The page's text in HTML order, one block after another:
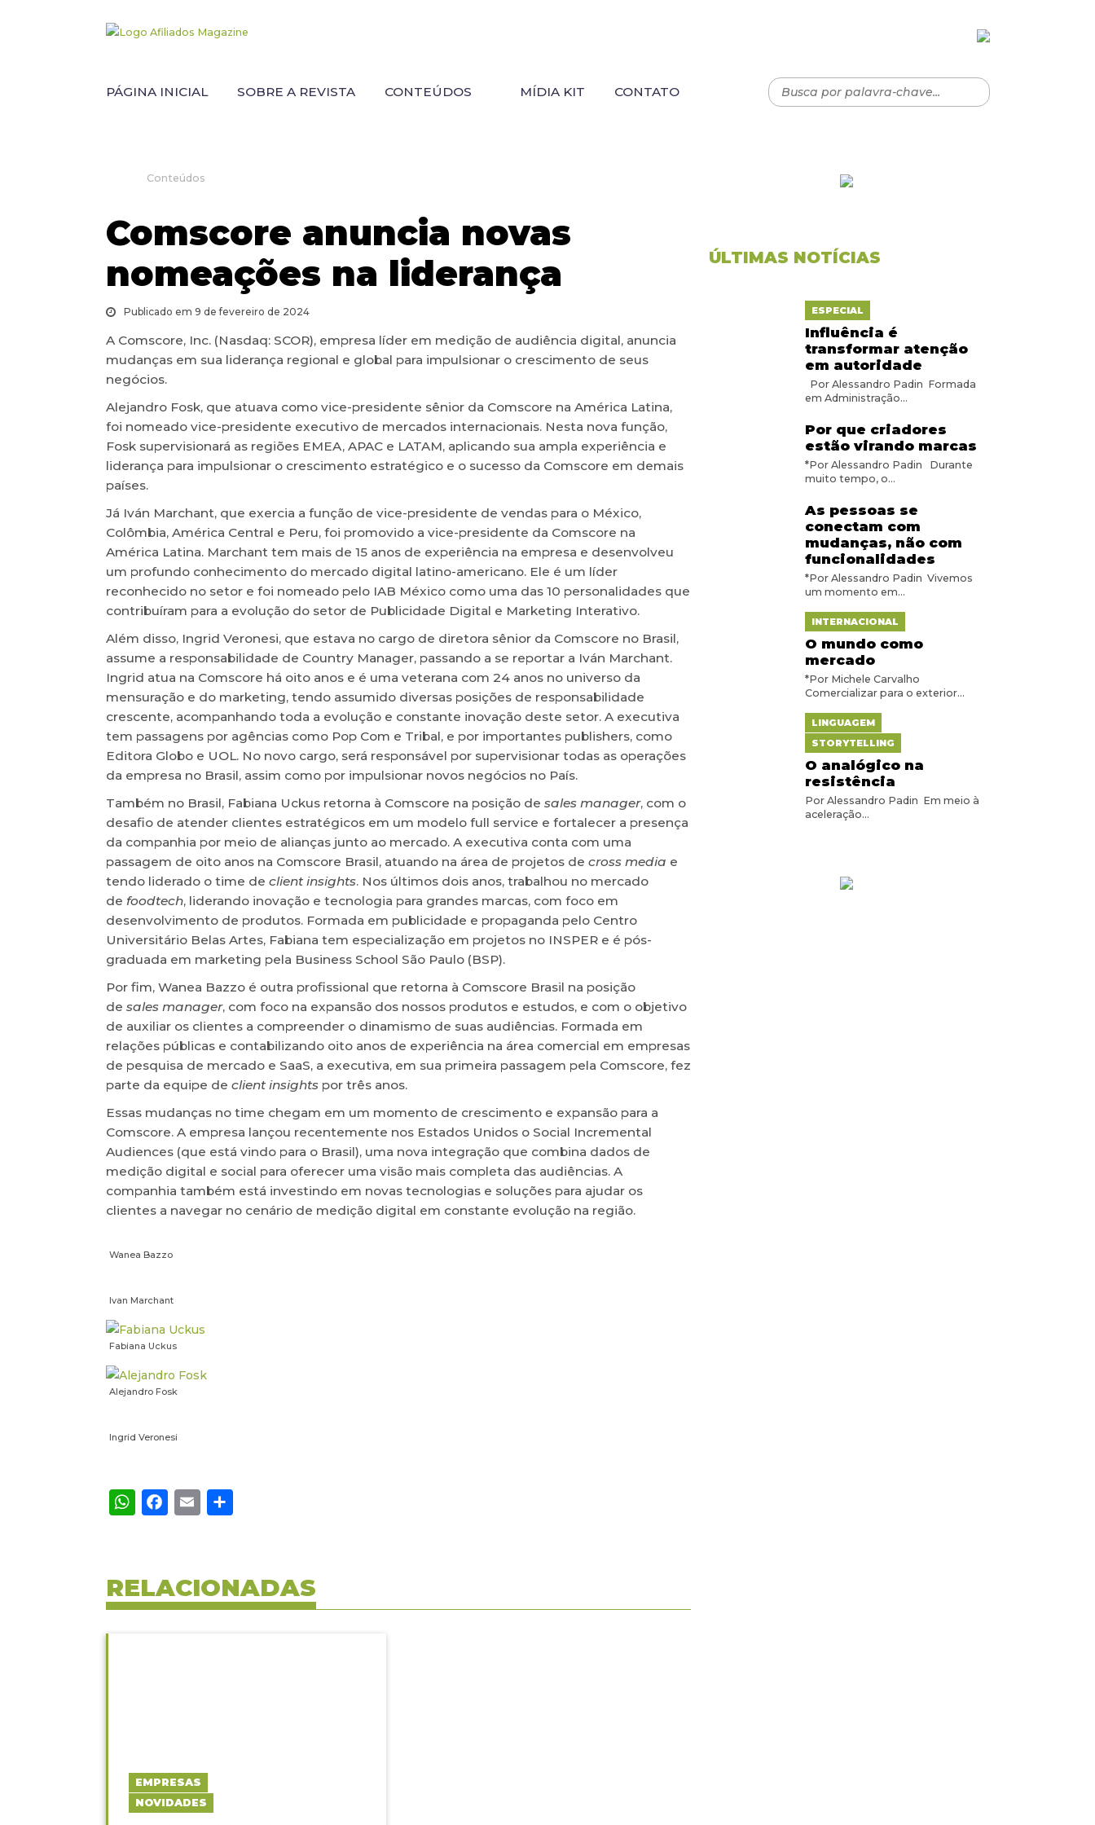
PÁGINA INICIAL SOBRE A REVISTA CONTEÚDOS MÍDIA KIT CONTATO
Conteúdos
Comscore anuncia novas
nomeações na liderança
Publicado em 9 de fevereiro de 2024
A Comscore, Inc. (Nasdaq: SCOR), empresa líder em medição de audiência digital, anuncia
mudanças em sua liderança regional e global para impulsionar o crescimento de seus
negócios.
Alejandro Fosk, que atuava como vice-presidente sênior da Comscore na América Latina,
foi nomeado vice-presidente executivo de mercados internacionais. Nesta nova função,
Fosk supervisionará as regiões EMEA, APAC e LATAM, aplicando sua ampla experiência e
liderança para impulsionar o crescimento estratégico e o sucesso da Comscore em demais
países.
Já Iván Marchant, que exercia a função de vice-presidente de vendas para o México,
Colômbia, América Central e Peru, foi promovido a vice-presidente da Comscore na
América Latina. Marchant tem mais de 15 anos de experiência na empresa e desenvolveu
um profundo conhecimento do mercado digital latino-americano. Ele é um líder
reconhecido no setor e foi nomeado pelo IAB México como uma das 10 personalidades que
contribuíram para a evolução do setor de Publicidade Digital e Marketing Interativo.
Além disso, Ingrid Veronesi, que estava no cargo de diretora sênior da Comscore no Brasil,
assume a responsabilidade de Country Manager, passando a se reportar a Iván Marchant.
Ingrid atua na Comscore há oito anos e é uma veterana com 24 anos no universo da
mensuração e do marketing, tendo assumido diversas posições de responsabilidade
crescente, acompanhando toda a evolução e constante inovação deste setor. A executiva
tem passagens por agências como Pop Com e Tribal, e por importantes publishers, como
Editora Globo e UOL. No novo cargo, será responsável por supervisionar todas as operações
da empresa no Brasil, assim como por impulsionar novos negócios no País.
Também no Brasil, Fabiana Uckus retorna à Comscore na posição de sales manager, com o
desafio de atender clientes estratégicos em um modelo full service e fortalecer a presença
da companhia por meio de alianças junto ao mercado. A executiva conta com uma
passagem de oito anos na Comscore Brasil, atuando na área de projetos de cross media e
tendo liderado o time de client insights. Nos últimos dois anos, trabalhou no mercado
de foodtech, liderando inovação e tecnologia para grandes marcas, com foco em
desenvolvimento de produtos. Formada em publicidade e propaganda pelo Centro
Universitário Belas Artes, Fabiana tem especialização em projetos no INSPER e é pós-
graduada em marketing pela Business School São Paulo (BSP).
Por fim, Wanea Bazzo é outra profissional que retorna à Comscore Brasil na posição
de sales manager, com foco na expansão dos nossos produtos e estudos, e com o objetivo
de auxiliar os clientes a compreender o dinamismo de suas audiências. Formada em
relações públicas e contabilizando oito anos de experiência na área comercial em empresas
de pesquisa de mercado e SaaS, a executiva, em sua primeira passagem pela Comscore, fez
parte da equipe de client insights por três anos.
Essas mudanças no time chegam em um momento de crescimento e expansão para a
Comscore. A empresa lançou recentemente nos Estados Unidos o Social Incremental
Audiences (que está vindo para o Brasil), uma nova integração que combina dados de
medição digital e social para oferecer uma visão mais completa das audiências. A
companhia também está investindo em novas tecnologias e soluções para ajudar os
clientes a navegar no cenário de medição digital em constante evolução na região.
Wanea Bazzo
Ivan Marchant
Fabiana Uckus
Alejandro Fosk
Ingrid Veronesi
WhatsApp
Facebook
EmailShare
RELACIONADAS
EMPRESAS
NOVIDADES
ÚLTIMAS NOTÍCIAS
ESPECIAL
Influência é
transformar atenção
em autoridade
Por Alessandro Padin Formada
em Administração...
Por que criadores
estão virando marcas
*Por Alessandro Padin Durante
muito tempo, o...
As pessoas se
conectam com
mudanças, não com
funcionalidades
*Por Alessandro Padin Vivemos
um momento em...
INTERNACIONAL
O mundo como
mercado
*Por Michele Carvalho
Comercializar para o exterior...
LINGUAGEM
STORYTELLING
O analógico na
resistência
Por Alessandro Padin Em meio à
aceleração...